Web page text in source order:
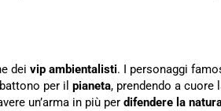
dei vip ambientalisti. I personaggi
per il pianeta, prendendo a cuore
un’arma in più per difendere la